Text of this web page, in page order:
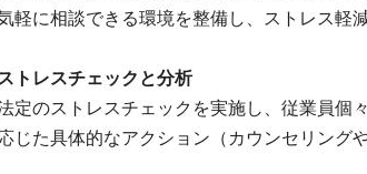
軽に相談できる環境を整備し、ストレス軽
ストレスチェックと分析
定のストレスチェックを実施し、従業員個
じた具体的なアクション（カウンセリング